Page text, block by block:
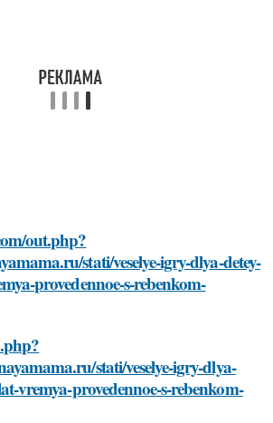
out.php?
stati/veselye-igry-dlya-detey-
provedennoe-s-rebenkom-
stati/veselye-igry-dlya-
vremya-provedennoe-s-rebenkom-